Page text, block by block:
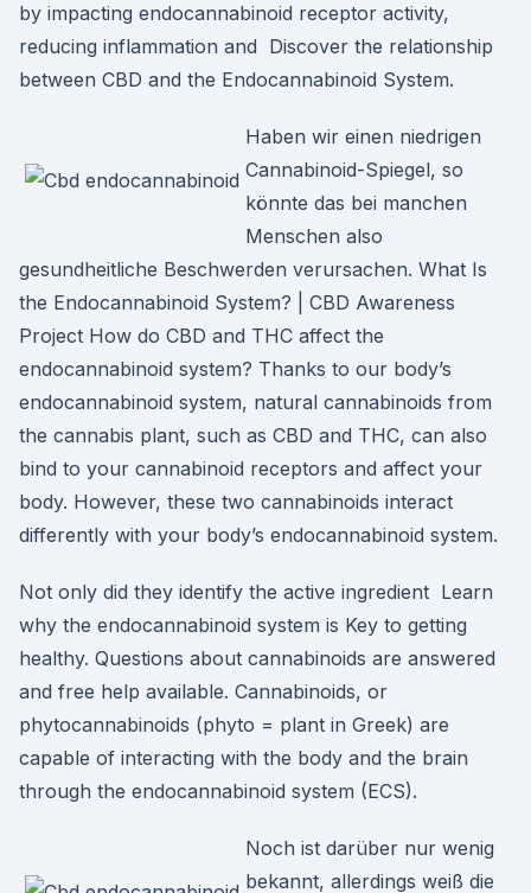
by impacting endocannabinoid receptor activity,
reducing inflammation and Discover the relationship
between CBD and the Endocannabinoid System.
Haben wir einen niedrigen
Cannabinoid-Spiegel, so
könnte das bei manchen
Menschen also
gesundheitliche Beschwerden verursachen. What Is
the Endocannabinoid System? | CBD Awareness
Project How do CBD and THC affect the
endocannabinoid system? Thanks to our body’s
endocannabinoid system, natural cannabinoids from
the cannabis plant, such as CBD and THC, can also
bind to your cannabinoid receptors and affect your
body. However, these two cannabinoids interact
differently with your body’s endocannabinoid system.
Not only did they identify the active ingredient Learn
why the endocannabinoid system is Key to getting
healthy. Questions about cannabinoids are answered
and free help available. Cannabinoids, or
phytocannabinoids (phyto = plant in Greek) are
capable of interacting with the body and the brain
through the endocannabinoid system (ECS).
Noch ist darüber nur wenig
bekannt, allerdings weiß die